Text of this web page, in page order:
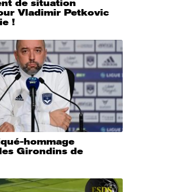
de situation
Vladimir Petkovic
!
hommage
Girondins de